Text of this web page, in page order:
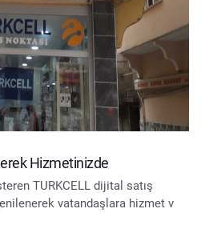
Hizmetinizde
TURKCELL dijital satış
vatandaşlara hizmet v